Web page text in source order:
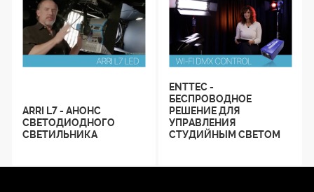
ARRI L7 - АНОНС
СВЕТОДИОДНОГО
СВЕТИЛЬНИКА
ENTTEC -
БЕСПРОВОДНОЕ
РЕШЕНИЕ ДЛЯ
УПРАВЛЕНИЯ
СТУДИЙНЫМ СВЕТОМ